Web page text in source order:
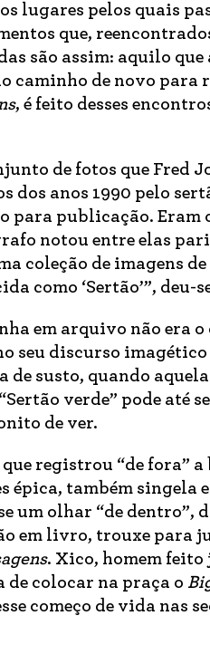
lugares pelos quais
que,
são assim: aquilo
caminho de novo para
, é feito desses
de fotos que Fred
dos anos 1990 pelo
para publicação. Eram
notou entre elas
coleção de imagens
como ‘Sertão’”, deu-
em arquivo não era
seu discurso imagético
susto, quando
verde” pode até
de ver.
registrou “de fora”
épica, também singela
um olhar “de dentro”,
em livro, trouxe para
. Xico, homem
de colocar na praça o
começo de vida nas